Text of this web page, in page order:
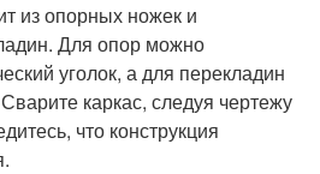
из опорных ножек и
Для опор можно
уголок, а для перекладин
каркас, следуя чертежу
что конструкция